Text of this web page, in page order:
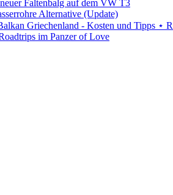
Faltenbalg auf dem VW T3
Alternative (Update)
Griechenland - Kosten und Tipps
im Panzer of Love